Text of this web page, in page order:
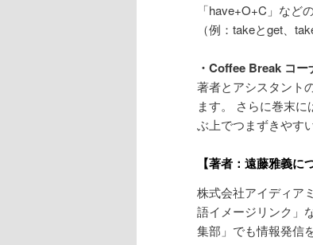
「have+O+C」な
（例：takeとget、
・Coffee Break コ
著者とアシスタント
ます。 さらに巻末
ぶ上でつまずきやす
【著者：遠藤雅義に
株式会社アイディア
語イメージリンク」
集部」でも情報発信